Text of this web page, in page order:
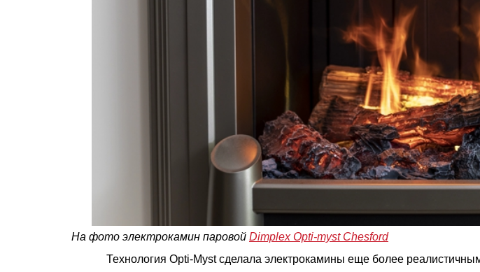
На фото электрокамин паровой Dimplex Opti-myst Chesford
Технология Opti-Myst сделала электрокамины еще более